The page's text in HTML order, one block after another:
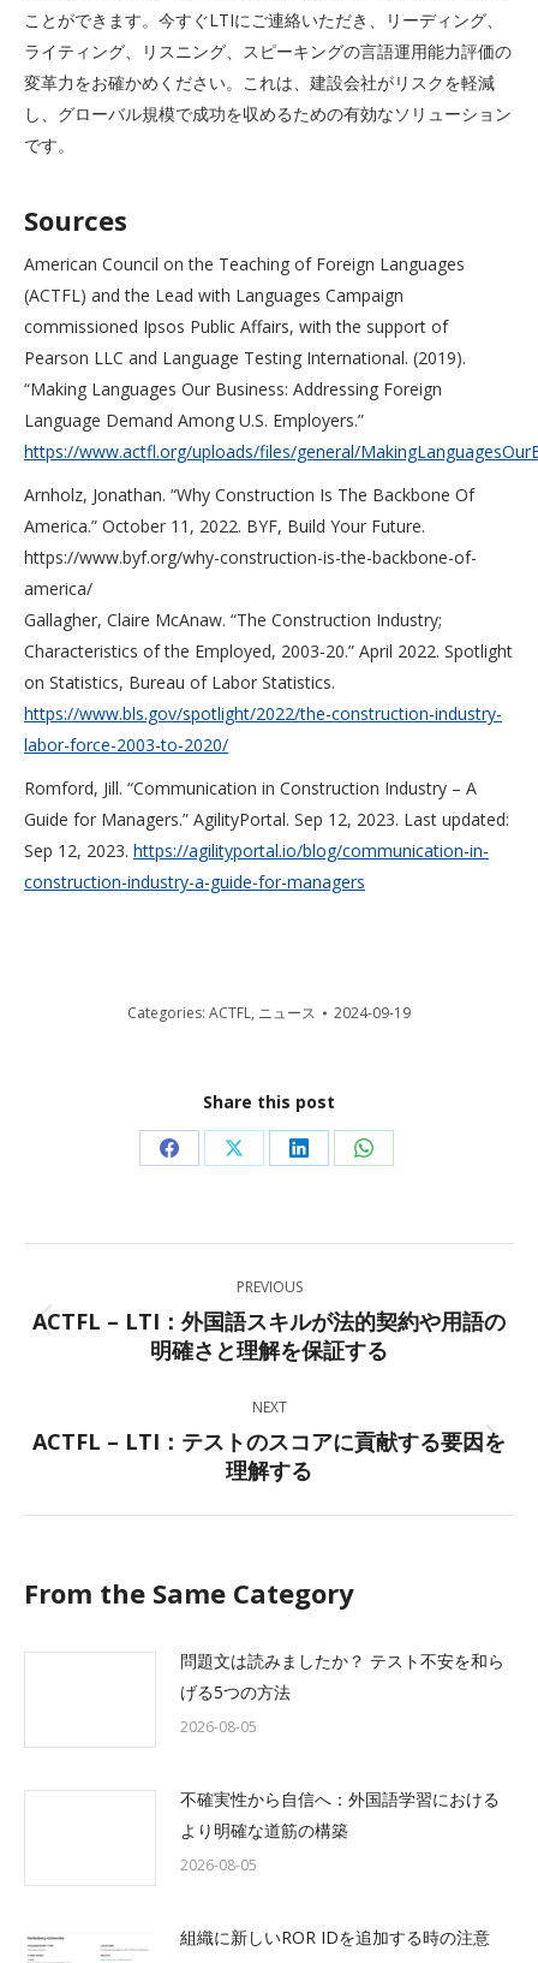
ことができます。今すぐLTIにご連絡いただき、リーディング、
ライティング、リスニング、スピーキングの言語運用能力評価の
変革力をお確かめください。これは、建設会社がリスクを軽減
し、グローバル規模で成功を収めるための有効なソリューション
です。
Sources
American Council on the Teaching of Foreign Languages
(ACTFL) and the Lead with Languages Campaign
commissioned Ipsos Public Affairs, with the support of
Pearson LLC and Language Testing International. (2019).
“Making Languages Our Business: Addressing Foreign
Language Demand Among U.S. Employers.”
https://www.actfl.org/uploads/files/general/
Arnholz, Jonathan. “Why Construction Is The Backbone Of
America.” October 11, 2022. BYF, Build Your Future.
https://www.byf.org/why-construction-is-the-backbone-of-
america/
Gallagher, Claire McAnaw. “The Construction Industry;
Characteristics of the Employed, 2003-20.” April 2022. Spotlight
on Statistics, Bureau of Labor Statistics.
https://www.bls.gov/spotlight/2022/the-construction-industry-
labor-force-2003-to-2020/
Romford, Jill. “Communication in Construction Industry – A
Guide for Managers.” AgilityPortal. Sep 12, 2023. Last updated:
Sep 12, 2023. https://agilityportal.io/blog/communication-in-
construction-industry-a-guide-for-managers
Categories: ACTFL, ニュース 2024-09-19
Share this post
Share
Facebook
Share
X
Share
LinkedIn
Share
WhatsApp
navigation
PREVIOUS
Previous
post:
ACTFL – LTI：外国語スキルが法的契約や用語の
明確さと理解を保証する
NEXT
Next
post:
ACTFL – LTI：テストのスコアに貢献する要因を
理解する
From the Same Category
問題文は読みましたか？ テスト不安を和ら
げる5つの方法
2026-08-05
不確実性から自信へ：外国語学習における
より明確な道筋の構築
2026-08-05
組織に新しいROR IDを追加する時の注意